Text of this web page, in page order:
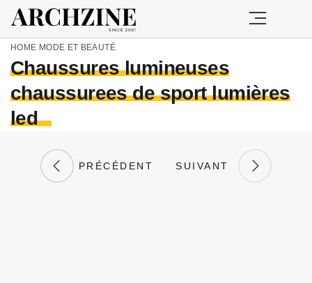
HOME MODE ET BEAUTÉ
Chaussures lumineuses
chaussurees de sport lumières
led
PRÉCÉDENT SUIVANT